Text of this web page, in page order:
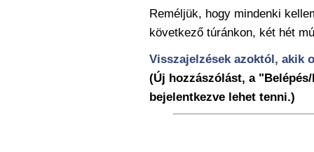
Reméljük, hogy mindenki
következő túránkon, két hét
Visszajelzések azoktól, akik
(Új hozzászólást, a
bejelentkezve lehet tenni.)